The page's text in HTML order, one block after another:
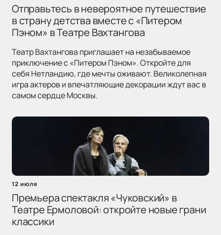
Отправьтесь в невероятное путешествие
в страну детства вместе с «Питером
Пэном» в Театре Вахтангова
Театр Вахтангова приглашает на незабываемое
приключение с «Питером Пэном». Откройте для
себя Нетландию, где мечты оживают. Великолепная
игра актеров и впечатляющие декорации ждут вас в
самом сердце Москвы.
12 июля
Премьера спектакля «Чуковский» в
Театре Ермоловой: откройте новые грани
классики